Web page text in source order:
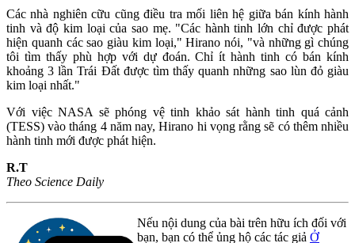
Các nhà nghiên cữu cũng điều tra mối liên hệ giữa bán kính hành
tinh và độ kim loại của sao mẹ. "Các hành tinh lớn chỉ được phát
hiện quanh các sao giàu kim loại," Hirano nói, "và những gì chúng
tôi tìm thấy phù hợp với dự đoán. Chỉ ít hành tinh có bán kính
khoảng 3 lần Trái Đất được tìm thấy quanh những sao lùn đỏ giàu
kim loại nhất."
Với việc NASA sẽ phóng vệ tinh khảo sát hành tinh quá cảnh
(TESS) vào tháng 4 năm nay, Hirano hi vọng rằng sẽ có thêm nhiều
hành tinh mới được phát hiện.
R.T
Theo Science Daily
Nếu nội dung của bài trên hữu ích đối với
bạn, bạn có thể ủng hộ các tác giả Ở